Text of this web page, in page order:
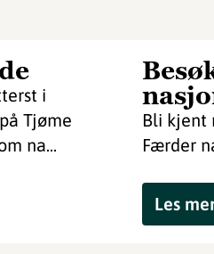
i
Tjøme
na...
Bli kjent
Færder
Les